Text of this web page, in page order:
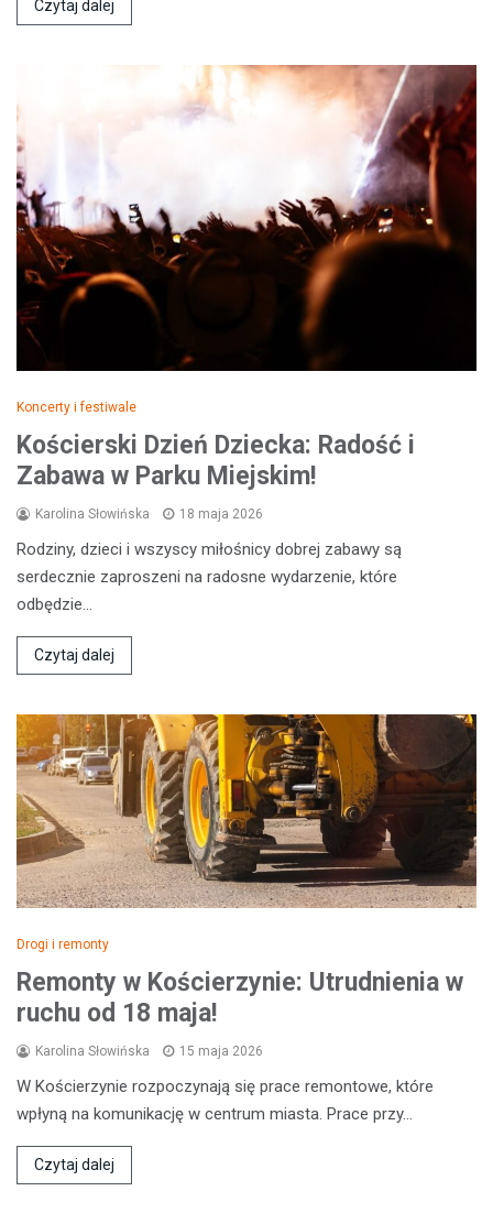
Czytaj dalej
Koncerty i festiwale
Kościerski Dzień Dziecka: Radość i
Zabawa w Parku Miejskim!
Karolina Słowińska 18 maja 2026
Rodziny, dzieci i wszyscy miłośnicy dobrej zabawy są
serdecznie zaproszeni na radosne wydarzenie, które
odbędzie…
Czytaj dalej
Drogi i remonty
Remonty w Kościerzynie: Utrudnienia w
ruchu od 18 maja!
Karolina Słowińska 15 maja 2026
W Kościerzynie rozpoczynają się prace remontowe, które
wpłyną na komunikację w centrum miasta. Prace przy…
Czytaj dalej